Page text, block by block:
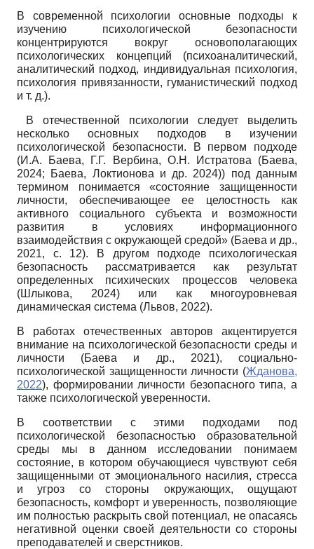
В современной психологии основные подходы к
изучению психологической безопасности
концентрируются вокруг основополагающих
психологических концепций (психоаналитический,
аналитический подход, индивидуальная психология,
психология привязанности, гуманистический подход
и т. д.).
В отечественной психологии следует выделить
несколько основных подходов в изучении
психологической безопасности. В первом подходе
(И.А. Баева, Г.Г. Вербина, О.Н. Истратова (Баева,
2024; Баева, Локтионова и др. 2024)) под данным
термином понимается «состояние защищенности
личности, обеспечивающее ее целостность как
активного социального субъекта и возможности
развития в условиях информационного
взаимодействия с окружающей средой» (Баева и др.,
2021, с. 12). В другом подходе психологическая
безопасность рассматривается как результат
определенных психических процессов человека
(Шлыкова, 2024) или как многоуровневая
динамическая система (Львов, 2022).
В работах отечественных авторов акцентируется
внимание на психологической безопасности среды и
личности (Баева и др., 2021), социально-
психологической защищенности личности (Жданова,
2022), формировании личности безопасного типа, а
также психологической уверенности.
В соответствии с этими подходами под
психологической безопасностью образовательной
среды мы в данном исследовании понимаем
состояние, в котором обучающиеся чувствуют себя
защищенными от эмоционального насилия, стресса
и угроз со стороны окружающих, ощущают
безопасность, комфорт и уверенность, позволяющие
им полностью раскрыть свой потенциал, не опасаясь
негативной оценки своей деятельности со стороны
преподавателей и сверстников.